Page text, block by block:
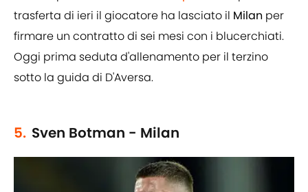
trasferta di ieri il giocatore ha lasciato il Milan
firmare un contratto di sei mesi con i blucerchiati.
Oggi prima seduta d'allenamento per il terzino
sotto la guida di D'Aversa.
5. Sven Botman - Milan